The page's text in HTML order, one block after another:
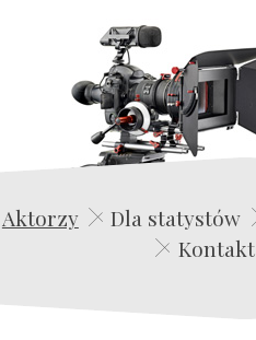
Aktorzy Dla statystów
Kontakt